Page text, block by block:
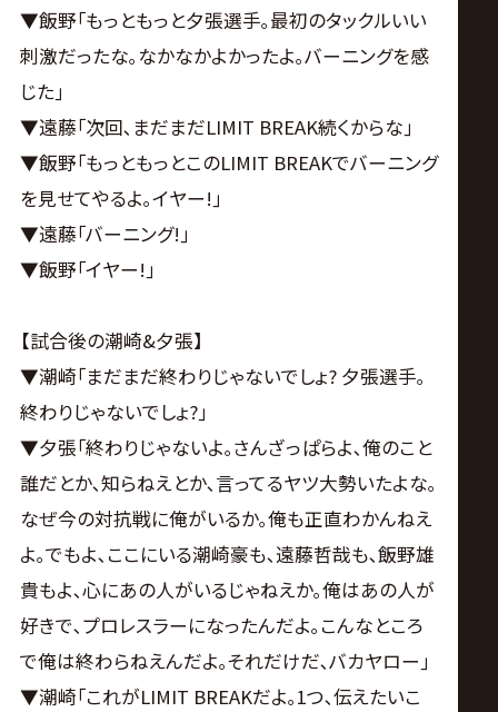
▼飯野｢もっともっと夕張選手｡最初のタックルいい
刺激だったな｡なかなかよかったよ｡バーニングを感
じた｣
▼遠藤｢次回､まだまだLIMIT BREAK続くからな｣
▼飯野｢もっともっとこのLIMIT BREAKでバーニング
を見せてやるよ｡イヤー!｣
▼遠藤｢バーニング!｣
▼飯野｢イヤー!｣
【試合後の潮崎&夕張】
▼潮崎｢まだまだ終わりじゃないでしょ? 夕張選手｡
終わりじゃないでしょ?｣
▼夕張｢終わりじゃないよ｡さんざっぱらよ､俺のこと
誰だとか､知らねえとか､言ってるヤツ大勢いたよな｡
なぜ今の対抗戦に俺がいるか｡俺も正直わかんねえ
よ｡でもよ､ここにいる潮崎豪も､遠藤哲哉も､飯野雄
貴もよ､心にあの人がいるじゃねえか｡俺はあの人が
好きで､プロレスラーになったんだよ｡こんなところ
で俺は終わらねえんだよ｡それだけだ､バカヤロー｣
▼潮崎｢これがLIMIT BREAKだよ｡1つ､伝えたいこ